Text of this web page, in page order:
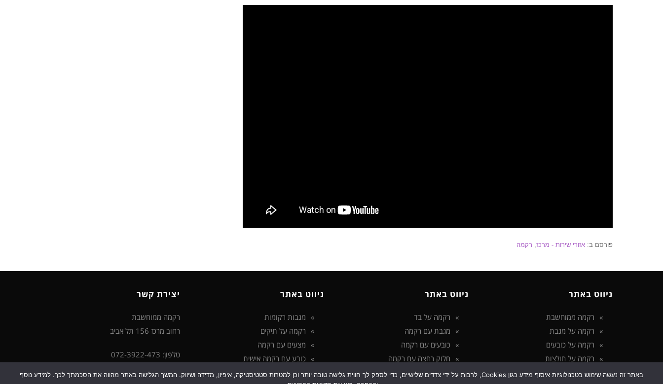
פורסם ב: אזורי שירות - מרכז רקמה
ניווט באתר
רקמה ממוחשבת
רקמה על מגבת
רקמה על כובעים
רקמה על חולצות
הצהרת נגישות
ניווט באתר
רקמה על בד
מגבת עם רקמה
כובעים עם רקמה
חלוק רחצה עם רקמה
ניווט באתר
מגבות רקומות
רקמה על תיקים
מצעים עם רקמה
כובע עם רקמה אישית
יצירת קשר
רקמה ממוחשבת
רחוב מרכז 156 תל אביב
טלפון: 072-3922-473
באתר זה נעשה שימוש בטכנולוגיות איסוף מידע כגון Cookies, לרבות על ידי צדדים שלישיים, כדי לספק לך חווית גלישה טובה יותר וכן למטרות סטטיסטיקה, איפיון, מדידה ושיווק. המשך הגלישה באתר מהווה את הסכמתך לכך. למידע נוסף